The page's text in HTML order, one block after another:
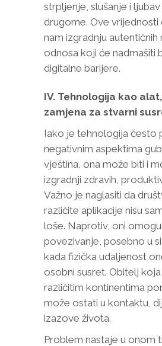
strpljenje, slušanje i
drugome. Ove
nam izgradnju autentičnih
odnosa koji će nadmašiti
digitalne barijere.
IV. Tehnologija kao
zamjena za stvarni
Iako je tehnologija često
negativnim aspektima
vještina, ona može biti i
izgradnji zdravih,
Važno je naglasiti da
različite aplikacije nisu
loše. Naprotiv, oni
povezivanje, posebno u
kada fizička udaljenost
osobni susret. Obitelj koja
različitim kontinentima
može ostati u kontaktu,
izazove života.
Problem nastaje u onom